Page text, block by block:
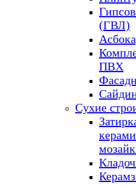
(ГВЛ)
ПВХ
Сухие